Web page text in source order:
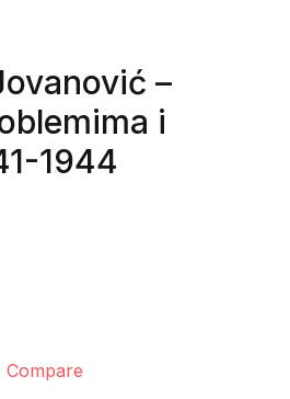
–
i
1944
Compare